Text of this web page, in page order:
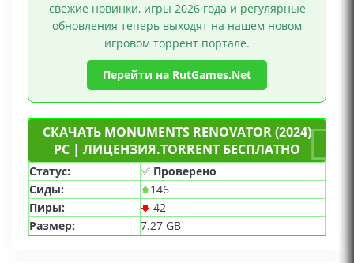
свежие новинки, игры 2026 года и регулярные
обновления теперь выходят на нашем новом
игровом торрент портале.
Перейти на RutGames.Net
СКАЧАТЬ MONUMENTS RENOVATOR (2024)
PC | ЛИЦЕНЗИЯ.TORRENT БЕСПЛАТНО
Статус: ✅ Проверено
Сиды:
146
Пиры:
42
Размер:
7.27 GB